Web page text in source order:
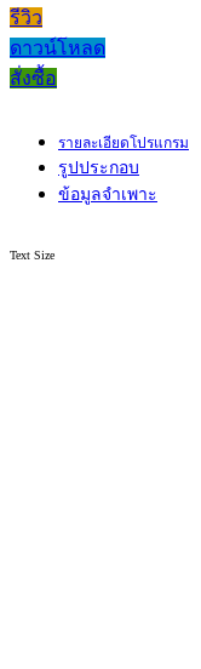
รีวิว
ดาวน์โหลด
สั่งซื้อ
รายละเอียดโปรแกรม
รูปประกอบ
ข้อมูลจำเพาะ
Text Size